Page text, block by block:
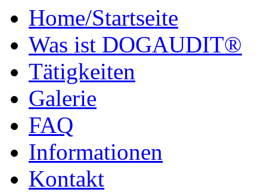
Home/Startseite
Was ist DOGAUDIT®
Tätigkeiten
Galerie
FAQ
Informationen
Kontakt